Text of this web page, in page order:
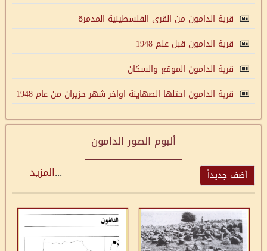
قرية الدامون من القرى الفلسطينية المدمرة
قرية الدامون قبل علم 1948
قرية الدامون الموقع والسكان
قرية الدامون احتلها الصهاينة اواخر شهر حزيران من عام 1948
ألبوم الصور الدامون
أضف جديداً ...المزيد